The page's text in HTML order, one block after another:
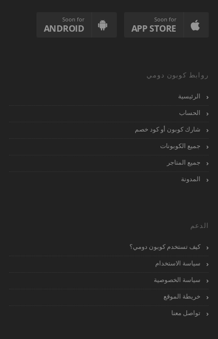
Soon for
APP STORE
Soon for
ANDROID
روابط كوبون دومي
الرئيسية
الحساب
شارك كوبون أو كود خصم
جميع الكوبونات
جميع المتاجر
المدونة
الدعم
كيف تستخدم كوبون دومي؟
سياسة الاستخدام
سياسة الخصوصية
خريطة الموقع
تواصل معنا